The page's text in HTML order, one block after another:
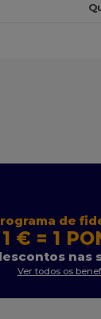
de
1 € = 1
nas
Ver todos os